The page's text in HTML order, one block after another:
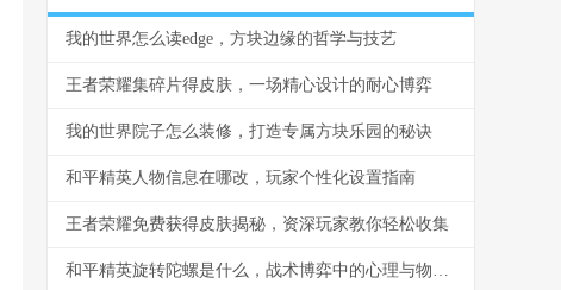
我的世界怎么读edge，方块边缘的哲学与技艺
王者荣耀集碎片得皮肤，一场精心设计的耐心博弈
我的世界院子怎么装修，打造专属方块乐园的秘诀
和平精英人物信息在哪改，玩家个性化设置指南
王者荣耀免费获得皮肤揭秘，资深玩家教你轻松收集
和平精英旋转陀螺是什么，战术博弈中的心理与物理轴心